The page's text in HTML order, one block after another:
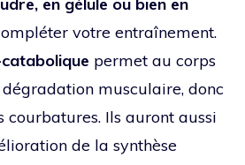
votre entraînement.
permet au corps
musculaire, donc
courbatures. Ils auront aussi
de la synthèse